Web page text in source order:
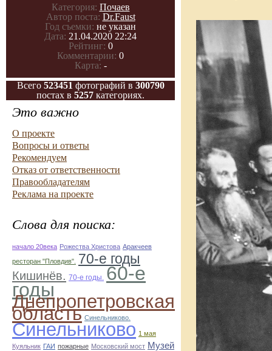
Категория: Почаев
Автор поста: Dr.Faust
Год съемки: не указан
Дата: 21.04.2020 22:24
Рейтинг: 0
Комментарии: 0
Карта: -
Всего 523451 фотографий в 300790
постах в 5257 категориях.
Это важно
О проекте
Вопросы и ответы
Рекомендуем
Отказ от ответственности
Правообладателям
Реклама на проекте
Слова для поиска:
начало 20века Рожества Христова Аракчеев
ресторан "Пловдив".
70-е годы
Кишинёв. 70-е годы. 60-е
годы
Днепропетровская
область Синельниково.
Синельниково 1 мая
Куяльник ГАИ пожарные Московский мост Музей